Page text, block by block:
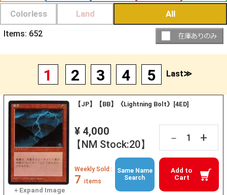
Colorless Land All
Items: 652
1 2 3 4 5 Last≫
【JP】【BB】《Lightning Bolt》[4ED]
¥ 4,000
【NM Stock:20】
－ +
Add to
Cart
Weekly Sold :
7 items
Same Name
Search